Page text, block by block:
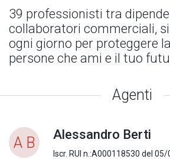
39 professionisti tra
collaboratori commerciali,
ogni giorno per proteggere
persone che ami e il tuo
Agenti
A B Alessandro Berti
Iscr. RUI n.:A000118530 del